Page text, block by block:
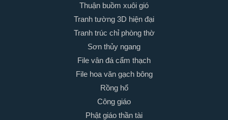
Thuận buồm xuôi gió
Tranh tường 3D hiện đại
Tranh trúc chỉ phòng thờ
Sơn thủy ngang
File vân đá cẩm thạch
File hoa văn gạch bông
Rồng hổ
Công giáo
Phật giáo thần tài